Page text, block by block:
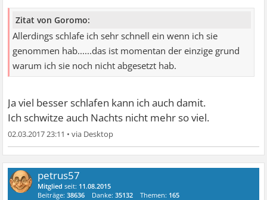
Zitat von Goromo:
Allerdings schlafe ich sehr schnell ein wenn ich sie
genommen hab......das ist momentan der einzige grund
warum ich sie noch nicht abgesetzt hab.
Ja viel besser schlafen kann ich auch damit.
Ich schwitze auch Nachts nicht mehr so viel.
02.03.2017 23:11 •
petrus57
Mitglied seit: 11.08.2015
Beiträge:38636 Danke:35132 Themen: 165